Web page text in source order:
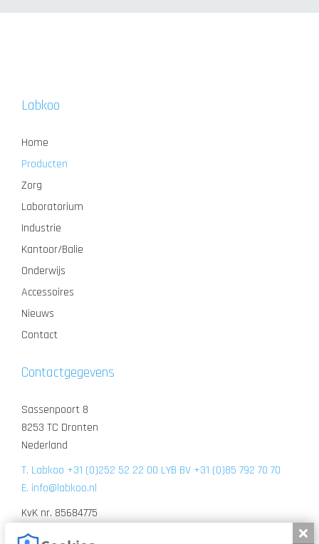
Labkoo
Home
Producten
Zorg
Laboratorium
Industrie
Kantoor/Balie
Onderwijs
Accessoires
Nieuws
Contact
Contactgegevens
Sassenpoort 8
8253 TC Dronten
Nederland
T. Labkoo +31 (0)252 52 22 00 LYB BV +31 (0)85 792 70 70
E. info@labkoo.nl
KvK nr. 85684775
BTW nr. BTW NL863706897B01